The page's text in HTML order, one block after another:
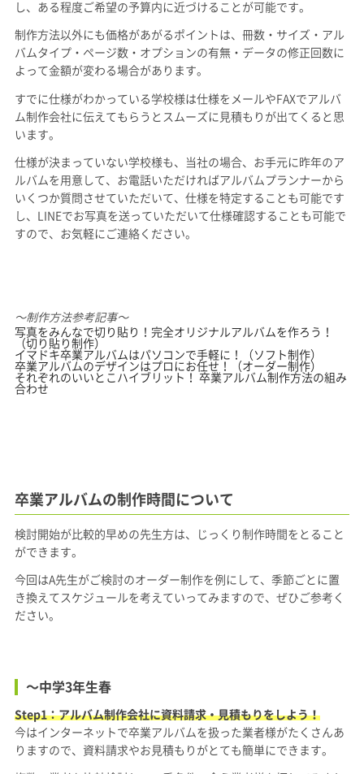
し、ある程度ご希望の予算内に近づけることが可能です。
制作方法以外にも価格があがるポイントは、冊数・サイズ・アル
バムタイプ・ページ数・オプションの有無・データの修正回数に
よって金額が変わる場合があります。
すでに仕様がわかっている学校様は仕様をメールやFAXでアルバ
ム制作会社に伝えてもらうとスムーズに見積もりが出てくると思
います。
仕様が決まっていない学校様も、当社の場合、お手元に昨年のア
ルバムを用意して、お電話いただければアルバムプランナーから
いくつか質問させていただいて、仕様を特定することも可能です
し、LINEでお写真を送っていただいて仕様確認することも可能で
すので、お気軽にご連絡ください。
〜制作方法参考記事〜
写真をみんなで切り貼り！完全オリジナルアルバムを作ろう！
（切り貼り制作）
イマドキ卒業アルバムはパソコンで手軽に！（ソフト制作）
卒業アルバムのデザインはプロにお任せ！（オーダー制作）
それぞれのいいとこハイブリット！ 卒業アルバム制作方法の組み
合わせ
卒業アルバムの制作時間について
検討開始が比較的早めの先生方は、じっくり制作時間をとること
ができます。
今回はA先生がご検討のオーダー制作を例にして、季節ごとに置
き換えてスケジュールを考えていってみますので、ぜひご参考く
ださい。
〜中学3年生春
Step1：アルバム制作会社に資料請求・見積もりをしよう！
今はインターネットで卒業アルバムを扱った業者様がたくさんあ
りますので、資料請求やお見積もりがとても簡単にできます。